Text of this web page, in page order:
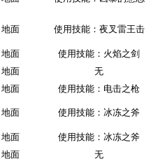
地面 使用技能：夜叉雷王击
地面
使用技能：火焰之剑
地面
无
地面 使用技能：电击之枪
地面 使用技能：冰冻之斧
地面
使用技能：冰冻之斧
地面
无